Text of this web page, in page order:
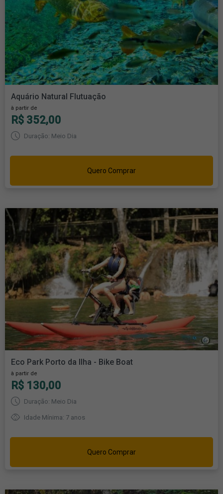
Aquário Natural Flutuação
à partir de
R$ 352,00
Duração: Meio Dia
Quero Comprar
Eco Park Porto da Ilha - Bike Boat
à partir de
R$ 130,00
Duração: Meio Dia
Idade Mínima: 7 anos
Quero Comprar